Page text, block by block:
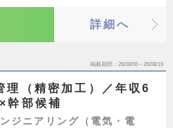
詳細へ
掲載期間 26/08/06～26/08/19
理（精密加工）／年収6
部候補
ジニアリング（電気・電